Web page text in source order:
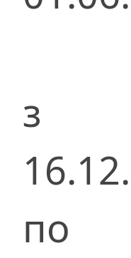
з
по